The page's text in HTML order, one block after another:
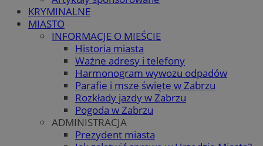
KRYMINALNE
MIASTO
INFORMACJE O MIEŚCIE
Historia miasta
Ważne adresy i telefony
Harmonogram wywozu odpadów
Parafie i msze święte w Zabrzu
Rozkłady jazdy w Zabrzu
Pogoda w Zabrzu
ADMINISTRACJA
Prezydent miasta